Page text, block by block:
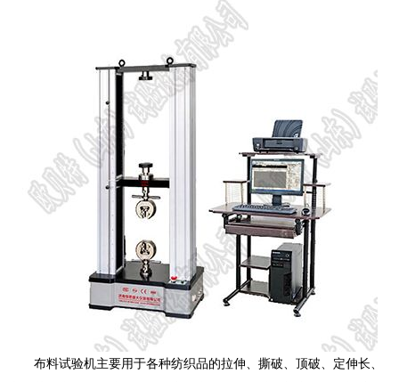
布料试验机主要用于各种纺织品的拉伸、撕破、顶破、定伸长、